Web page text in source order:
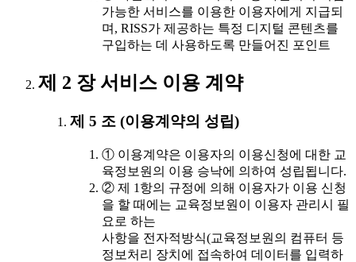
가능한 서비스를 이용한 이용자에게 지급되
며, RISS가 제공하는 특정 디지털 콘텐츠를
구입하는 데 사용하도록 만들어진 포인트
제 2 장 서비스 이용 계약
제 5 조 (이용계약의 성립)
① 이용계약은 이용자의 이용신청에 대한 교
육정보원의 이용 승낙에 의하여 성립됩니다.
② 제 1항의 규정에 의해 이용자가 이용 신청
을 할 때에는 교육정보원이 이용자 관리시 필
요로 하는
사항을 전자적방식(교육정보원의 컴퓨터 등
정보처리 장치에 접속하여 데이터를 입력하